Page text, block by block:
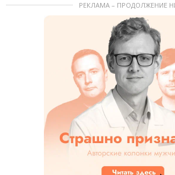
РЕКЛАМА – ПРОДОЛЖЕНИЕ